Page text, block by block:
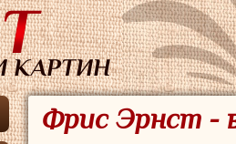
Фрис Эрнст -